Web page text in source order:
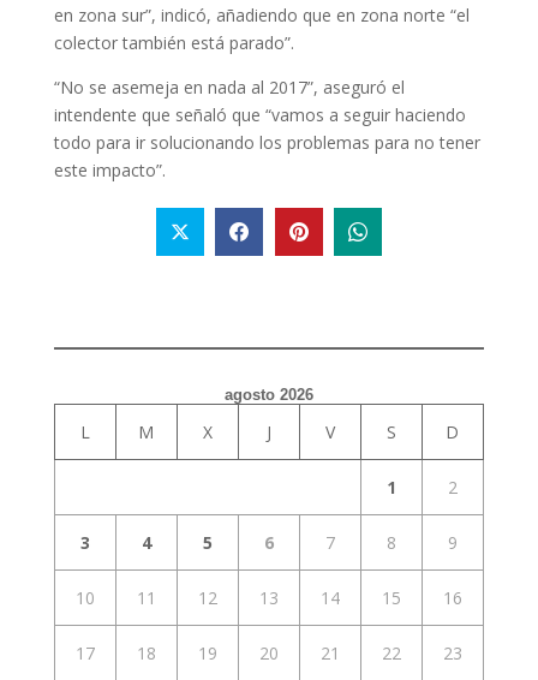
en zona sur”, indicó, añadiendo que en zona norte “el
colector también está parado”.
“No se asemeja en nada al 2017”, aseguró el
intendente que señaló que “vamos a seguir haciendo
todo para ir solucionando los problemas para no tener
este impacto”.
agosto 2026
L M X J V S D
1 2
3 4 5 6 7 8 9
10 11 12 13 14 15 16
17 18 19 20 21 22 23